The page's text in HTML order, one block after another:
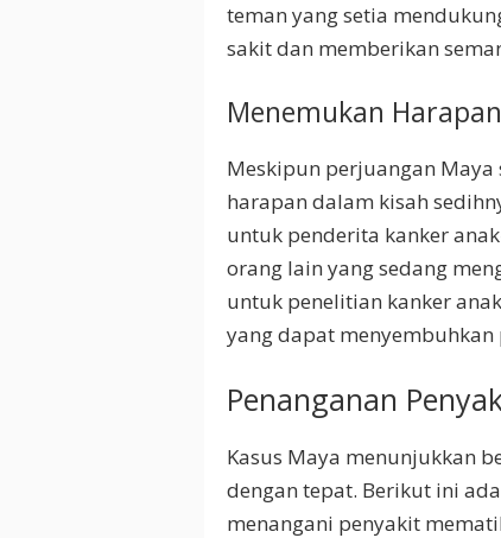
teman yang setia
sakit dan memberikan
Menemukan
Meskipun perjuangan
harapan dalam kisah
untuk penderita kanker
orang lain yang sedang
untuk penelitian kanker
yang dapat menyembuhkan
Penanganan
Kasus Maya menunjukkan
dengan tepat. Berikut ini
menangani penyakit